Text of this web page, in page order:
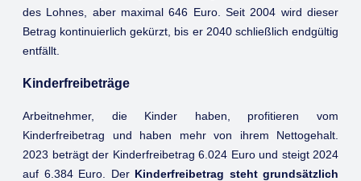
des Lohnes, aber maximal 646 Euro. Seit 2004 wird dieser
Betrag kontinuierlich gekürzt, bis er 2040 schließlich endgültig
entfällt.
Kinderfreibeträge
Arbeitnehmer, die Kinder haben, profitieren vom
Kinderfreibetrag und haben mehr von ihrem Nettogehalt.
2023 beträgt der Kinderfreibetrag 6.024 Euro und steigt 2024
auf 6.384 Euro. Der Kinderfreibetrag steht grundsätzlich